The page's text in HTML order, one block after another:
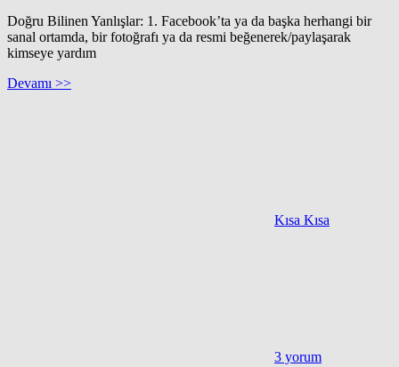
Doğru Bilinen Yanlışlar: 1. Facebook’ta ya da başka herhangi bir
sanal ortamda, bir fotoğrafı ya da resmi beğenerek/paylaşarak
kimseye yardım
Devamı >>
Kısa Kısa
3 yorum